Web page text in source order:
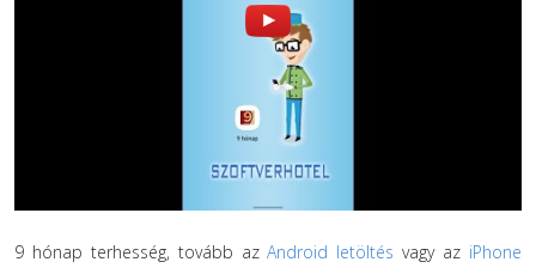
9 hónap terhesség, tovább azAndroid letöltés vagy az iPhone